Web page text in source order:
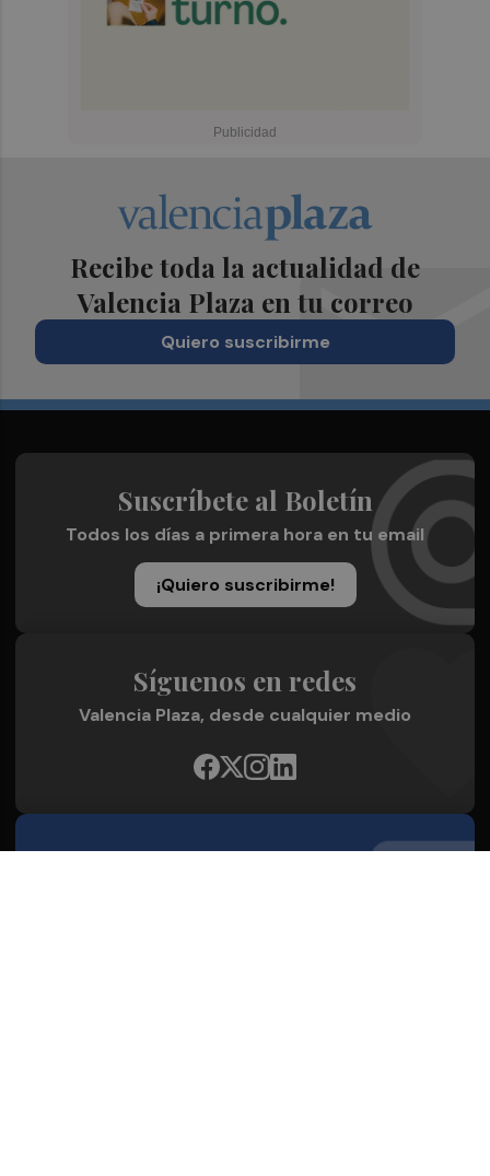
Recibe toda la actualidad de
Valencia Plaza en tu correo
Quiero suscribirme
Suscríbete al Boletín
Todos los días a primera hora en tu email
¡Quiero suscribirme!
Síguenos en redes
Valencia Plaza, desde cualquier medio
Quienes Somos